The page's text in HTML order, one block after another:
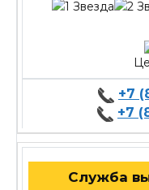
+7
+7
Служба